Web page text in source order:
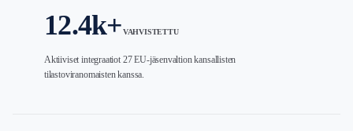
12.4k+VAHVISTETTU
Aktiiviset integraatiot 27 EU-jäsenvaltion kansallisten
tilastoviranomaisten kanssa.